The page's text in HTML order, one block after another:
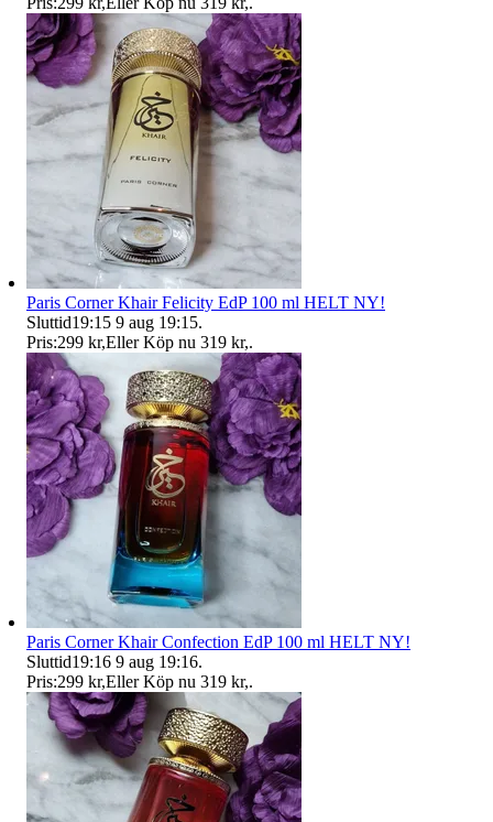
Paris Corner Khair Felicity EdP 100 ml HELT NY!
Sluttid19:15 9 aug 19:15.
Pris:299 kr,Eller Köp nu 319 kr,.
Paris Corner Khair Confection EdP 100 ml HELT NY!
Sluttid19:16 9 aug 19:16.
Pris:299 kr,Eller Köp nu 319 kr,.